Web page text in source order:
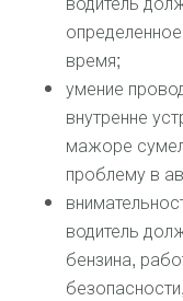
время;
умение
внутренне
мажоре
проблему в
водитель
бензина,